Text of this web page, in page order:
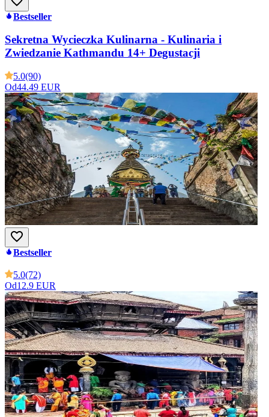
Bestseller
Sekretna Wycieczka Kulinarna - Kulinaria i
Zwiedzanie Kathmandu 14+ Degustacji
5.0(90)
Od44.49 EUR
Bestseller
5.0(72)
Od12.9 EUR